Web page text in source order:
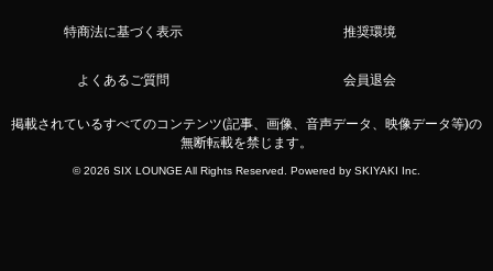
特商法に基づく表示 推奨環境
よくあるご質問 会員退会
掲載されているすべてのコンテンツ(記事、画像、音声データ、映像データ等)の
無断転載を禁じます。
© 2026 SIX LOUNGE All Rights Reserved. Powered by SKIYAKI Inc.